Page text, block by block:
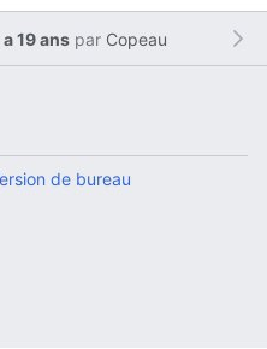
19 anspar Copeau
de bureau